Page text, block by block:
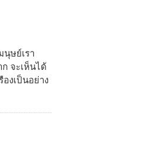
นุษย์เรา
จะเห็นได้
งเป็นอย่าง